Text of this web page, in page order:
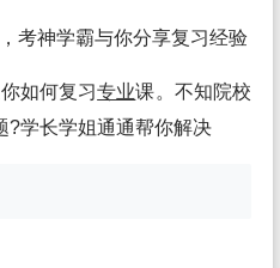
考神学霸与你分享复习经验
如何复习专业课。不知院校
?学长学姐通通帮你解决